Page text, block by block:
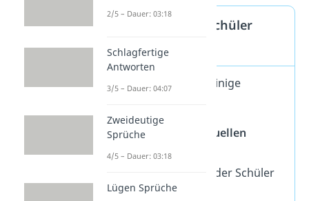
Warum werden Schüler
benotet?
Eine Benotung hat einige
spiegelt den
aktuellen
Wissens- und
der Schüler
wider
2/5 – Dauer: 03:18
Schlagfertige
Antworten
3/5 – Dauer: 04:07
Zweideutige
Sprüche
4/5 – Dauer: 03:18
Lügen Sprüche